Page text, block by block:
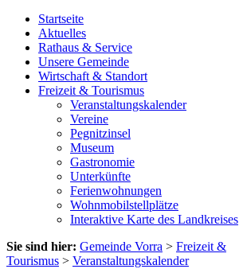
Startseite
Aktuelles
Rathaus & Service
Unsere Gemeinde
Wirtschaft & Standort
Freizeit & Tourismus
Veranstaltungskalender
Vereine
Pegnitzinsel
Museum
Gastronomie
Unterkünfte
Ferienwohnungen
Wohnmobilstellplätze
Interaktive Karte des Landkreises
Sie sind hier: Gemeinde Vorra > Freizeit &
Tourismus > Veranstaltungskalender